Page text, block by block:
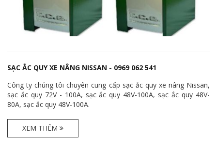
SẠC ẮC QUY XE NÂNG NISSAN - 0969 062 541
Công ty chúng tôi chuyên cung cấp sạc ắc quy xe nâng Nissan,
sạc ắc quy 72V - 100A, sạc ắc quy 48V-100A, sạc ắc quy 48V-
80A, sạc ắc quy 48V-100A.
XEM THÊM